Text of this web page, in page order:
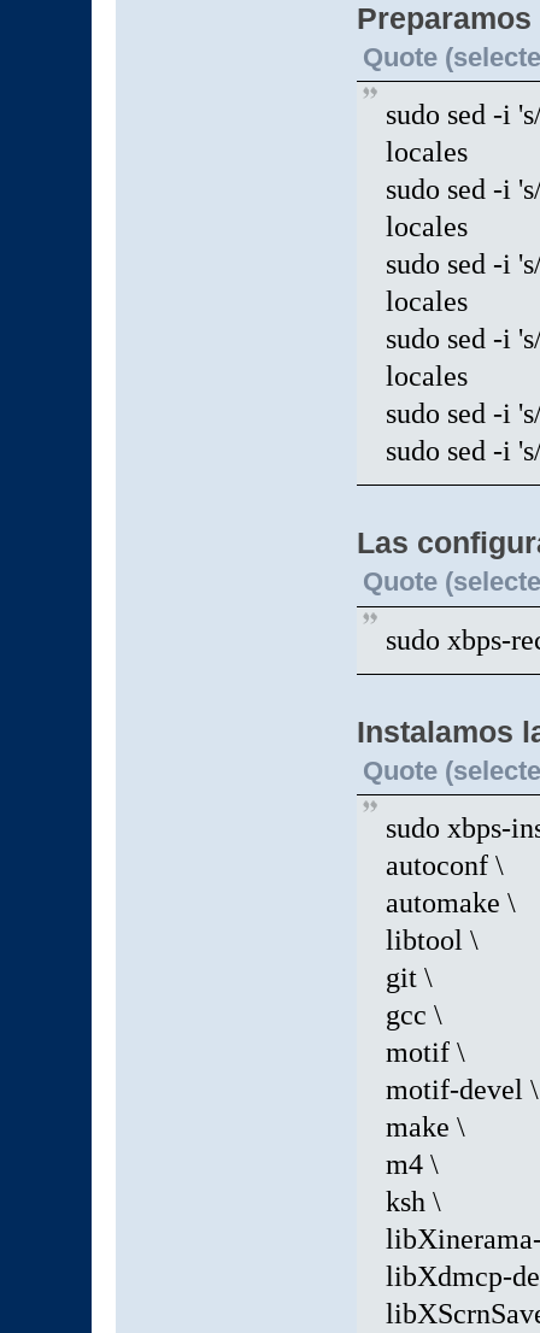
Quote
sudo sed -i
locales
sudo sed -i
locales
sudo sed -i
locales
sudo sed -i
locales
sudo sed -i
sudo sed -i
Las
Quote
sudo xbps-
Instalamos
Quote
sudo xbps-
autoconf \
automake \
libtool \
git \
gcc \
motif \
motif-devel \
make \
m4 \
ksh \
libXdmcp-